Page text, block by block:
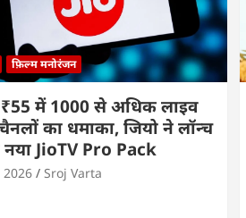
फ़िल्म मनोरंजन
₹55 में 1000 से अधिक लाइव
चैनलों का धमाका, जियो ने लॉन्च
नया JioTV Pro Pack
2026 Sroj Varta